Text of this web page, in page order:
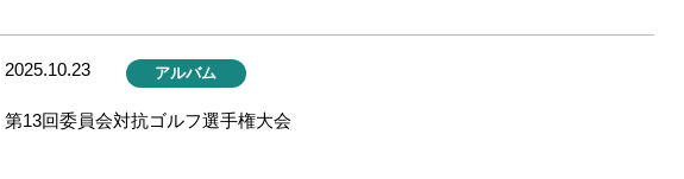
2025.10.23 アルバム
第13回委員会対抗ゴルフ選手権大会